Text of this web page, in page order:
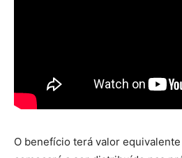
O benefício terá valor